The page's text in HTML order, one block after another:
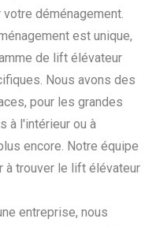
déménagement.
est unique,
de lift élévateur
Nous avons des
pour les grandes
à l'intérieur ou à
encore. Notre équipe
trouver le lift élévateur
entreprise, nous